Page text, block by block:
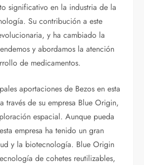
significativo en la industria de la
Su contribución a este
y ha cambiado la
y abordamos la atención
de medicamentos.
aportaciones de Bezos en esta
través de su empresa Blue Origin,
espacial. Aunque pueda
empresa ha tenido un gran
y la biotecnología. Blue Origin
de cohetes reutilizables,